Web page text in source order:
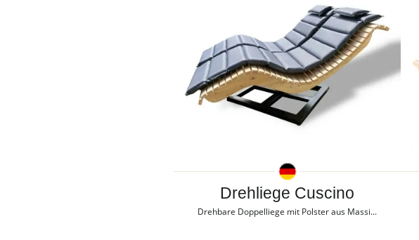
Drehliege Cuscino
Drehbare Doppelliege mit Polster aus Massi...